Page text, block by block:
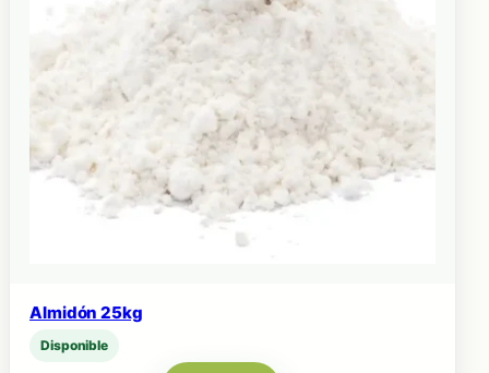
Almidón 25kg
Disponible